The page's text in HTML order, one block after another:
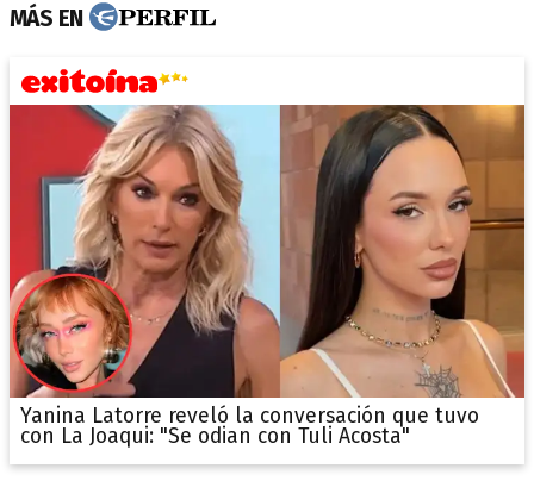
MÁS EN
Yanina Latorre reveló la conversación que tuvo
con La Joaqui: "Se odian con Tuli Acosta"